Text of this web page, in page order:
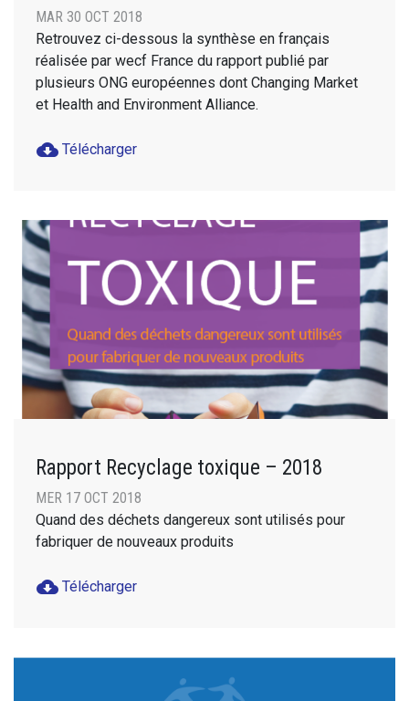
MAR 30 OCT 2018
Retrouvez ci-dessous la synthèse en français
réalisée par wecf France du rapport publié par
plusieurs ONG européennes dont Changing Market
et Health and Environment Alliance.
cloud_download Télécharger
Rapport Recyclage toxique – 2018
MER 17 OCT 2018
Quand des déchets dangereux sont utilisés pour
fabriquer de nouveaux produits
cloud_download Télécharger